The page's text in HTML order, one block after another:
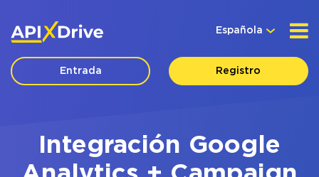
Española
Entrada Registro
Integración Google